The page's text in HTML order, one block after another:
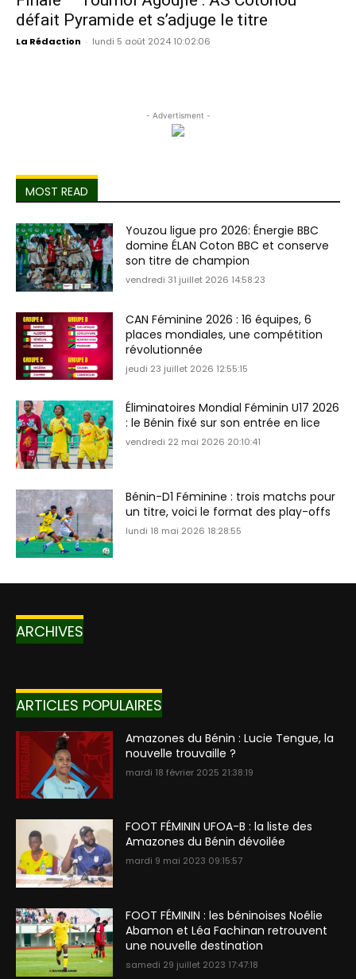
défait Pyramide et s’adjuge le titre
La Rédaction - lundi 5 août 2024 10:02:06
- Advertisment -
MOST READ
Youzou ligue pro 2026: Énergie BBC
domine ÉLAN Coton BBC et conserve
son titre de champion
vendredi 31 juillet 2026 14:58:23
CAN Féminine 2026 : 16 équipes, 6
places mondiales, une compétition
révolutionnée
jeudi 23 juillet 2026 12:55:15
Éliminatoires Mondial Féminin U17 2026
: le Bénin fixé sur son entrée en lice
vendredi 22 mai 2026 20:10:41
Bénin-D1 Féminine : trois matchs pour
un titre, voici le format des play-offs
lundi 18 mai 2026 18:28:55
ARCHIVES
ARTICLES POPULAIRES
Amazones du Bénin : Lucie Tengue, la
nouvelle trouvaille ?
mardi 18 février 2025 21:38:19
FOOT FÉMININ UFOA-B : la liste des
Amazones du Bénin dévoilée
mardi 9 mai 2023 09:15:57
FOOT FÉMININ : les béninoises Noélie
Abamon et Léa Fachinan retrouvent
une nouvelle destination
samedi 29 juillet 2023 17:47:18